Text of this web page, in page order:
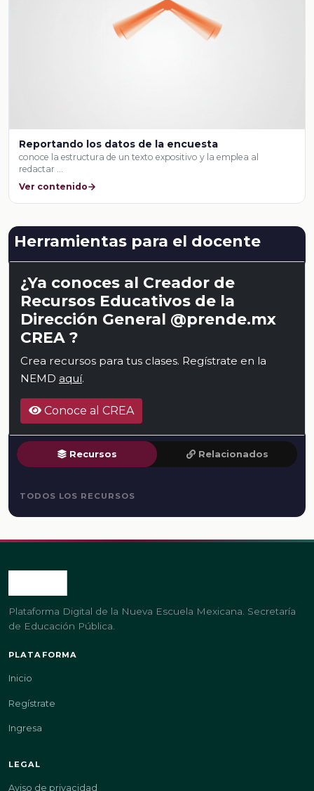
Reportando los datos de la encuesta
conoce la estructura de un texto expositivo y la emplea al
redactar …
Ver contenido
Herramientas para el docente
¿Ya conoces al Creador de
Recursos Educativos de la
Dirección General @prende.mx
CREA ?
Crea recursos para tus clases. Regístrate en la
NEMD aquí.
Conoce al CREA
Recursos Relacionados
TODOS LOS RECURSOS
Plataforma Digital de la Nueva Escuela Mexicana. Secretaría
de Educación Pública.
PLATAFORMA
Inicio
Regístrate
Ingresa
LEGAL
Aviso de privacidad